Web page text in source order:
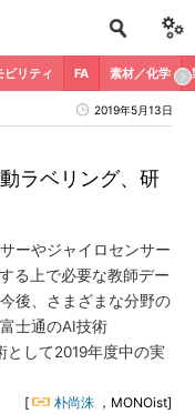
ビリティ FA 素材／化学
2019年5月13日
ラベリング、研
ーやジャイロセンサー
る上で必要な教師デー
後、さまざまな分野の
士通のAI技術
として2019年度中の実
[ 朴尚洙 ，MONOist]